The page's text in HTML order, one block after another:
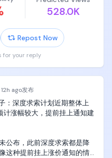
528.0K
Repost Now
for your reply
12h ago发布
：深度求索计划近期整体上
计涨幅较大，提前挂上通知建
公布，此前深度求索都是降
这种提前挂上涨价通知的情